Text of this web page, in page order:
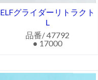
ELFグライダーリトラクト
L
品番/ 47792
● 17000